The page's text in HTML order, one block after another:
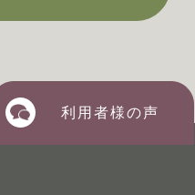
利用者様の声